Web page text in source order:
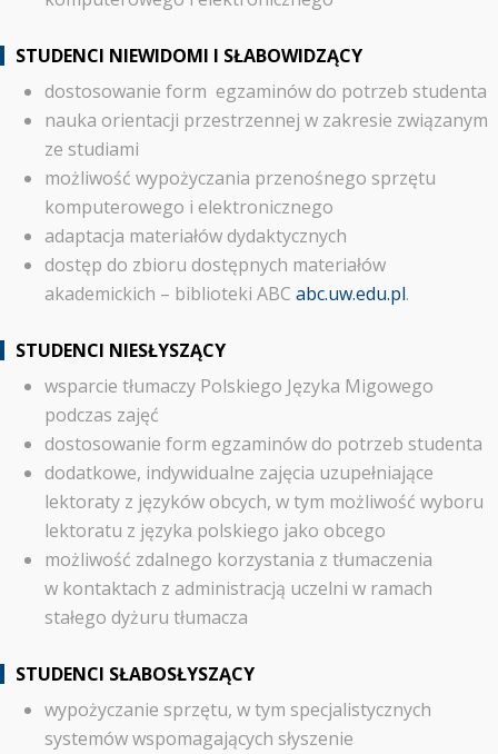
STUDENCI NIEWIDOMI I SŁABOWIDZĄCY
dostosowanie form egzaminów do potrzeb studenta
nauka orientacji przestrzennej w zakresie związanym
ze studiami
możliwość wypożyczania przenośnego sprzętu
komputerowego i elektronicznego
adaptacja materiałów dydaktycznych
dostęp do zbioru dostępnych materiałów
akademickich – biblioteki ABC abc.uw.edu.pl.
STUDENCI NIESŁYSZĄCY
wsparcie tłumaczy Polskiego Języka Migowego
podczas zajęć
dostosowanie form egzaminów do potrzeb studenta
dodatkowe, indywidualne zajęcia uzupełniające
lektoraty z języków obcych, w tym możliwość wyboru
lektoratu z języka polskiego jako obcego
możliwość zdalnego korzystania z tłumaczenia
w kontaktach z administracją uczelni w ramach
stałego dyżuru tłumacza
STUDENCI SŁABOSŁYSZĄCY
wypożyczanie sprzętu, w tym specjalistycznych
systemów wspomagających słyszenie